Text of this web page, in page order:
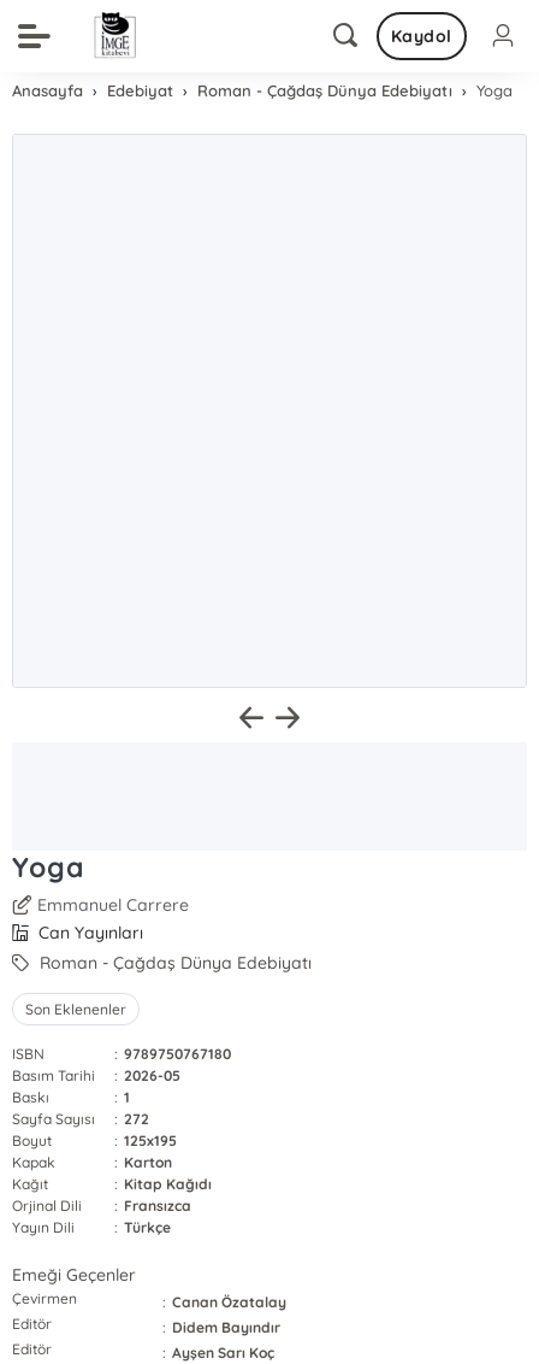
Kaydol
Anasayfa Edebiyat Roman - Çağdaş Dünya Edebiyatı Yoga
Yoga
Emmanuel Carrere
Can Yayınları
Roman - Çağdaş Dünya Edebiyatı
Son Eklenenler
ISBN : 9789750767180
Basım Tarihi
: 2026-05
Baskı
: 1
Sayfa Sayısı
: 272
Boyut
: 125x195
Kapak
: Karton
Kağıt
: Kitap Kağıdı
Orjinal Dili
: Fransızca
Yayın Dili
: Türkçe
Emeği Geçenler
Çevirmen : Canan Özatalay
Editör
: Didem Bayındır
Editör
: Ayşen Sarı Koç